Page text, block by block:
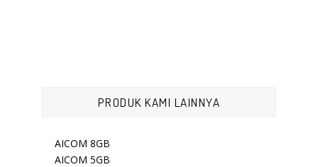
PRODUK KAMI LAINNYA
AICOM 8GB
AICOM 5GB